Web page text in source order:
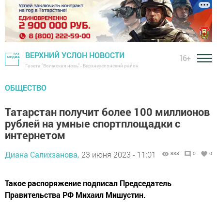
ВЕРХНИЙ УСЛОН НОВОСТИ
Газета "Волжская новь" - Верхнеуслонский район
16+
ОБЩЕСТВО
Татарстан получит более 100 миллионов
рублей на умные спортплощадки с
интернетом
Диана Салихзанова, 23 июня 2023 - 11:01 838 0 0
Такое распоряжение подписал Председатель
Правительства РФ Михаил Мишустин.